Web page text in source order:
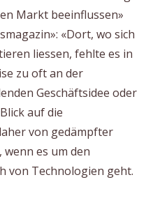
Markt beeinflussen»
«Dort, wo sich
liessen, fehlte es in
zu oft an der
Geschäftsidee oder
auf die
von gedämpfter
es um den
von Technologien geht.